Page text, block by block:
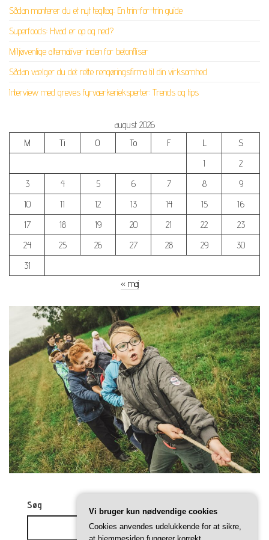
Sådan monterer du et nyt tegltag: En trin-for-trin guide
Superfoods: Hvad er op og ned?
Miljøvenlige alternativer inden for betonfliser
Sådan vælger du det rette rengøringsfirma til din virksomhed
Interview med greves fyrværkerieksperter: Trends og tips
august 2026
M
Ti O To F L
S
1
2
3
4 5 6 7 8
9
10
11 12 13 14 15
16
17
18 19 20 21 22
23
24
25 26 27 28 29
30
31
« maj
Søg
Søg
Vi bruger kun nødvendige cookies
Cookies anvendes udelukkende for at sikre,